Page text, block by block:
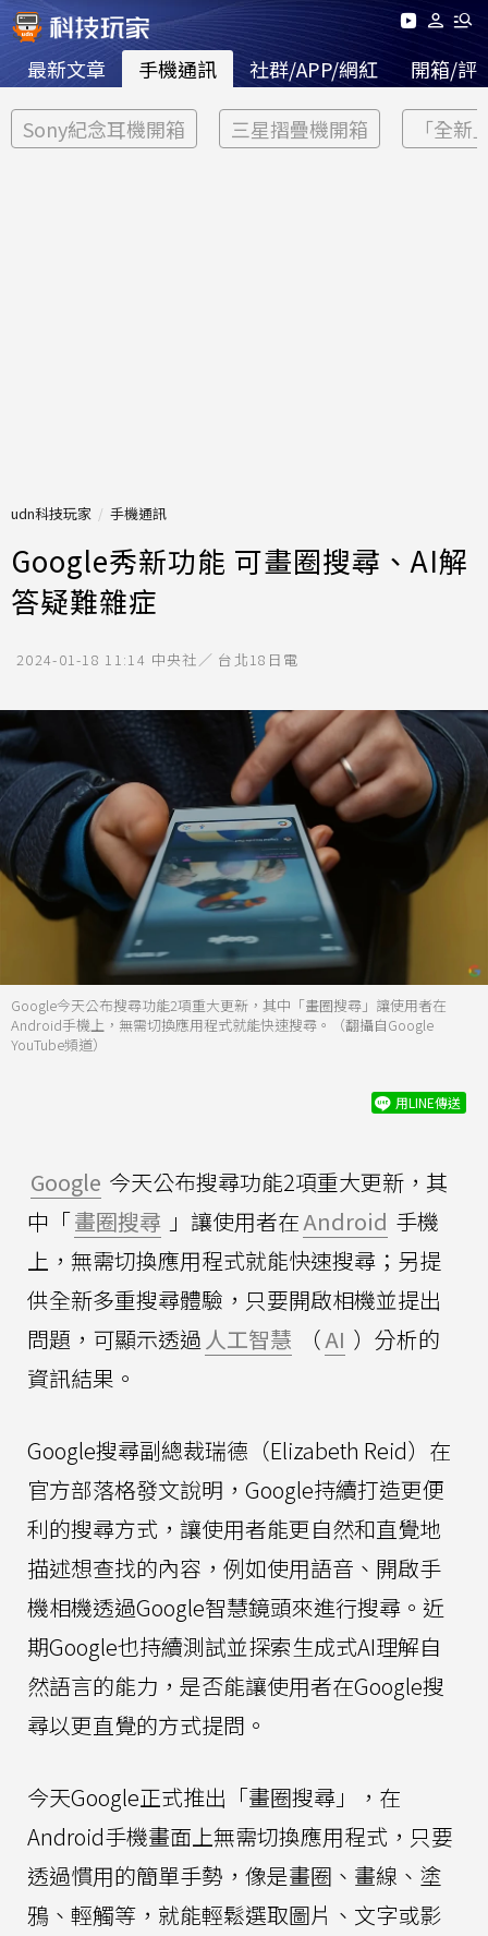
最新文章 手機通訊 社群/APP/網紅 開箱/評
Sony紀念耳機開箱 三星摺疊機開箱 「全新
udn科技玩家 手機通訊
Google秀新功能 可畫圈搜尋、AI解
答疑難雜症
2024-01-18 11:14 中央社／ 台北18日電
Google今天公布搜尋功能2項重大更新，其中「畫圈搜尋」讓使用者在
Android手機上，無需切換應用程式就能快速搜尋。（翻攝自Google
YouTube頻道）
用LINE傳送
Google 今天公布搜尋功能2項重大更新，其
中「畫圈搜尋 」讓使用者在Android 手機
上，無需切換應用程式就能快速搜尋；另提
供全新多重搜尋體驗，只要開啟相機並提出
問題，可顯示透過 人工智慧 （AI ）分析的
資訊結果。
Google搜尋副總裁瑞德（Elizabeth Reid）在
官方部落格發文說明，Google持續打造更便
利的搜尋方式，讓使用者能更自然和直覺地
描述想查找的內容，例如使用語音、開啟手
機相機透過Google智慧鏡頭來進行搜尋。近
期Google也持續測試並探索生成式AI理解自
然語言的能力，是否能讓使用者在Google搜
尋以更直覺的方式提問。
今天Google正式推出「畫圈搜尋」，在
Android手機畫面上無需切換應用程式，只要
透過慣用的簡單手勢，像是畫圈、畫線、塗
鴉、輕觸等，就能輕鬆選取圖片、文字或影